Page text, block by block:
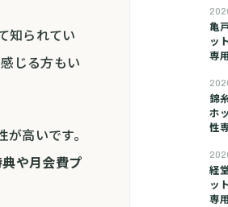
知られてい
じる方もい
高いです。
や月会費プ
亀
ッ
専
錦
ホ
性
経
ッ
専